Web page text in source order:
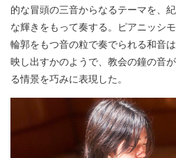
的な冒頭の三音からなるテーマを、
な輝きをもって奏する。ピアニッシ
輪郭をもつ音の粒で奏でられる和音
映し出すかのようで、教会の鐘の音
る情景を巧みに表現した。